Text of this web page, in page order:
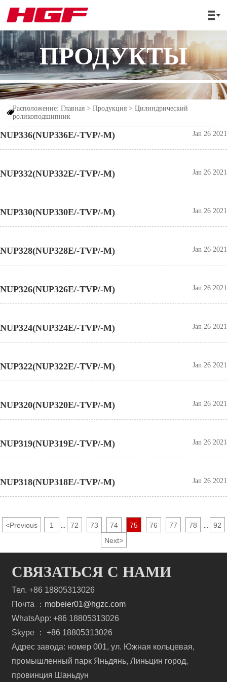

ПРОДУКТЫ

Расположение:Главная >Продукция >Цилиндрический
роликоподшипник
NUP336(NUP336E/-TVP/-M) Jan 26 2021
NUP332(NUP332E/-TVP/-M) Jan 26 2021
NUP330(NUP330E/-TVP/-M) Jan 26 2021
NUP328(NUP328E/-TVP/-M) Jan 26 2021
NUP326(NUP326E/-TVP/-M) Jan 26 2021
NUP324(NUP324E/-TVP/-M) Jan 26 2021
NUP322(NUP322E/-TVP/-M) Jan 26 2021
NUP320(NUP320E/-TVP/-M) Jan 26 2021
NUP319(NUP319E/-TVP/-M) Jan 26 2021
NUP318(NUP318E/-TVP/-M) Jan 26 2021
<Previous 1 72 73 74 75 76 77 78
92
Next>
СВЯЗАТЬСЯ С НАМИ
Тел. +86 18805313026
Почта ： mobeier01@hgzc.com
WhatsApp: +86 18805313026
Skype ： +86 18805313026
Адрес завода: номер 001, ул. Южная кольцевая,
промышленный парк Яньдянь, Линьцин город,
провинция Шаньдун